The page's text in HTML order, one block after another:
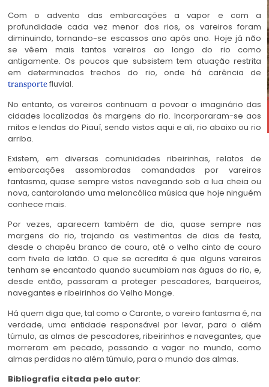
Com o advento das embarcações a vapor e com a
profundidade cada vez menor dos rios, os vareiros foram
diminuindo, tornando-se escassos ano após ano. Hoje já não
se vêem mais tantos vareiros ao longo do rio como
antigamente. Os poucos que subsistem tem atuação restrita
em determinados trechos do rio, onde há carência de
transportefluvial.
No entanto, os vareiros continuam a povoar o imaginário das
cidades localizadas às margens do rio. Incorporaram-se aos
mitos e lendas do Piauí, sendo vistos aqui e ali, rio abaixo ou rio
arriba.
Existem, em diversas comunidades ribeirinhas, relatos de
embarcações assombradas comandadas por vareiros
fantasma, quase sempre vistos navegando sob a lua cheia ou
nova, cantarolando uma melancólica música que hoje ninguém
conhece mais.
Por vezes, aparecem também de dia, quase sempre nas
margens do rio, trajando as vestimentas de dias de festa,
desde o chapéu branco de couro, até o velho cinto de couro
com fivela de latão. O que se acredita é que alguns vareiros
tenham se encantado quando sucumbiam nas águas do rio, e,
desde então, passaram a proteger pescadores, barqueiros,
navegantes e ribeirinhos do Velho Monge.
Há quem diga que, tal como o Caronte, o vareiro fantasma é, na
verdade, uma entidade responsável por levar, para o além
túmulo, as almas de pescadores, ribeirinhos e navegantes, que
morreram em pecado, passando a vagar no mundo, como
almas perdidas no além túmulo, para o mundo das almas.
Bibliografia citada pelo autor: